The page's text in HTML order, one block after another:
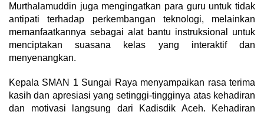
Murthalamuddin juga mengingatkan para guru untuk tidak
antipati terhadap perkembangan teknologi, melainkan
memanfaatkannya sebagai alat bantu instruksional untuk
menciptakan suasana kelas yang interaktif dan
menyenangkan.
Kepala SMAN 1 Sungai Raya menyampaikan rasa terima
kasih dan apresiasi yang setinggi-tingginya atas kehadiran
dan motivasi langsung dari Kadisdik Aceh. Kehadiran